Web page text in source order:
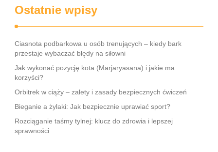
Ostatnie wpisy
Ciasnota podbarkowa u osób trenujących – kiedy bark
przestaje wybaczać błędy na siłowni
Jak wykonać pozycję kota (Marjaryasana) i jakie ma
korzyści?
Orbitrek w ciąży – zalety i zasady bezpiecznych ćwiczeń
Bieganie a żylaki: Jak bezpiecznie uprawiać sport?
Rozciąganie taśmy tylnej: klucz do zdrowia i lepszej
sprawności